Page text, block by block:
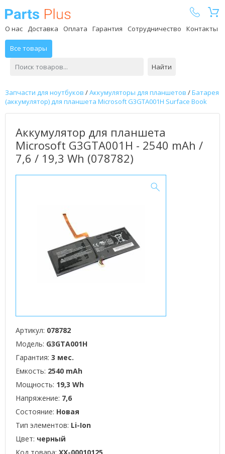
О нас Доставка Оплата Гарантия Сотрудничество Контакты
Все товары
Найти
Запчасти для ноутбуков /Аккумуляторы для планшетов /Батарея
(аккумулятор) для планшета Microsoft G3GTA001H Surface Book
Аккумулятор для планшета
Microsoft G3GTA001H - 2540 mAh /
7,6 / 19,3 Wh (078782)
Артикул: 078782
Модель: G3GTA001H
Гарантия: 3 мес.
Емкость: 2540 mAh
Мощность: 19,3 Wh
Напряжение: 7,6
Состояние: Новая
Тип элементов: Li-Ion
Цвет: черный